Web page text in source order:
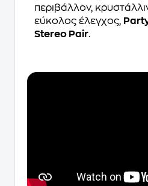
περιβάλλον,
εύκολος έλεγχος,
Stereo Pair.